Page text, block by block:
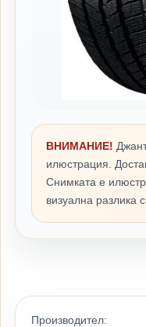
ВНИМАНИЕ!
илюстрация.
Снимката е
визуална разлика
Производител: